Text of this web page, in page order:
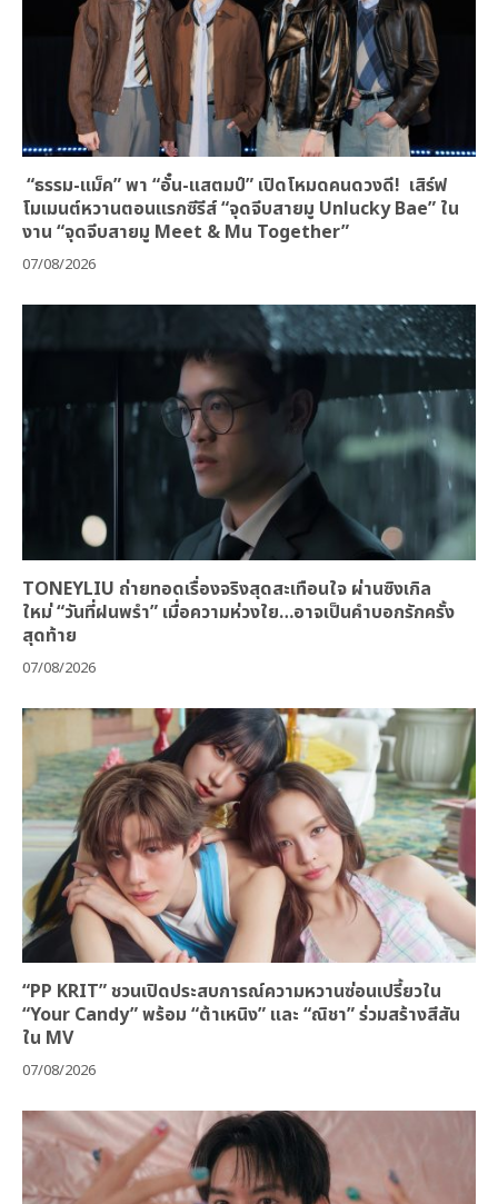
“ธรรม-แม็ค” พา “อั๋น-แสตมป์” เปิดโหมดคนดวงดี! เสิร์ฟ
โมเมนต์หวานตอนแรกซีรีส์ “จุดจีบสายมู Unlucky Bae” ใน
งาน “จุดจีบสายมู Meet & Mu Together”
07/08/2026
TONEYLIU ถ่ายทอดเรื่องจริงสุดสะเทือนใจ ผ่านซิงเกิล
ใหม่ “วันที่ฝนพรำ” เมื่อความห่วงใย…อาจเป็นคำบอกรักครั้ง
สุดท้าย
07/08/2026
“PP KRIT” ชวนเปิดประสบการณ์ความหวานซ่อนเปรี้ยวใน
“Your Candy” พร้อม “ต้าเหนิง” และ “ณิชา” ร่วมสร้างสีสัน
ใน MV
07/08/2026